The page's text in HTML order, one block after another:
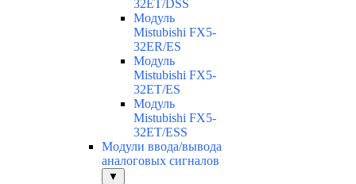
32ET/DSS
Модуль
Mistubishi FX5-
32ER/ES
Модуль
Mistubishi FX5-
32ET/ES
Модуль
Mistubishi FX5-
32ET/ESS
Модули ввода/вывода
аналоговых сигналов
▼